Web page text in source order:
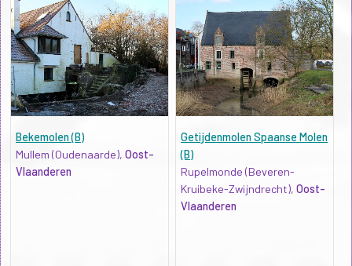
Bekemolen (B)
Mullem (Oudenaarde), Oost-
Vlaanderen
Getijdenmolen Spaanse Molen
(B)
Rupelmonde (Beveren-
Kruibeke-Zwijndrecht),Oost-
Vlaanderen